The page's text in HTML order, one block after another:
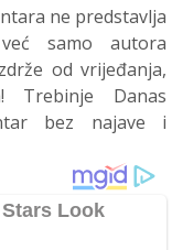
ne predstavlja
samo autora
od vrijeđanja,
Trebinje Danas
bez najave i